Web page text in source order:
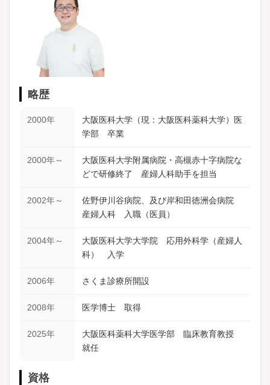
略歴
2000年
大阪医科大学（現：大阪医科薬科大学）医
学部 卒業
2000年～
大阪医科大学附属病院・高槻赤十字病院な
どで研修終了 産婦人科助手を担当
2002年～
佐野伊川谷病院、及び岸和田徳洲会病院
産婦人科 入職（医員）
2004年～
大阪医科大学大学院 応用外科学（産婦人
科） 入学
2006年 さくま診療所開設
2008年 医学博士 取得
2025年
大阪医科薬科大学医学部 臨床教育教授
就任
資格